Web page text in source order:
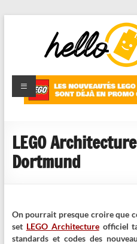
HelloBricks
Blog LEGO,
nouveaut�s
reviews
LEGO
Dortmund
On pourrait presque croire que
set LEGO Architectureofficiel
standards et codes des